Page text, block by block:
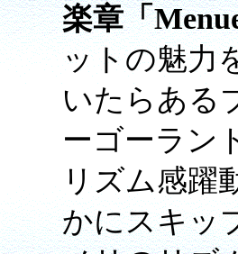
楽章「
ットの魅力
いたらある
ーゴーラン
リズム感躍
かにスキッ